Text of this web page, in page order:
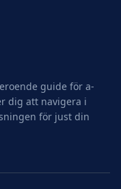
guide för a-
dig att navigera i
för just din